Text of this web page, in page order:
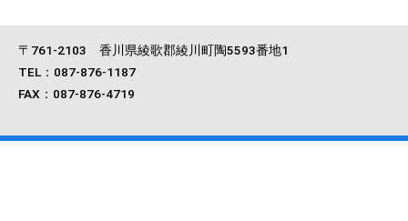
〒761‐2103 香川県綾歌郡綾川町陶5593番地1
TEL：087-876-1187
FAX：087-876-4719